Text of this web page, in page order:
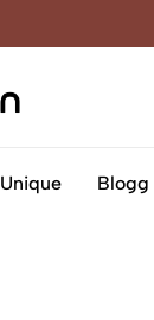
Unique Blogg